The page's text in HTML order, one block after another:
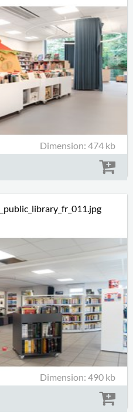
Dimension: 474 kb
Dimension: 490 kb